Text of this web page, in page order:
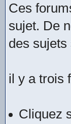
Ces
sujet. De
des
il y a trois
Cliquez